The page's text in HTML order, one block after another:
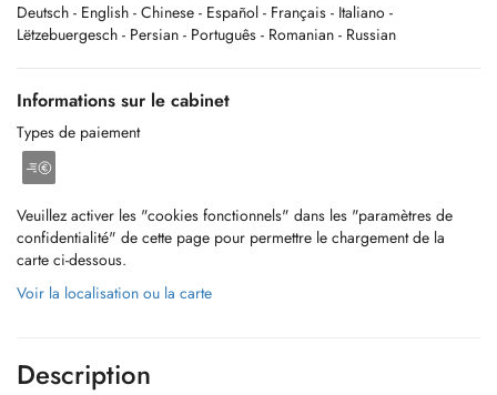
Deutsch - English - Chinese - Español - Français - Italiano -
Lëtzebuergesch - Persian - Português - Romanian - Russian
Informations sur le cabinet
Types de paiement
Veuillez activer les "cookies fonctionnels" dans les "paramètres de
confidentialité" de cette page pour permettre le chargement de la
carte ci-dessous.
Voir la localisation ou la carte
Description